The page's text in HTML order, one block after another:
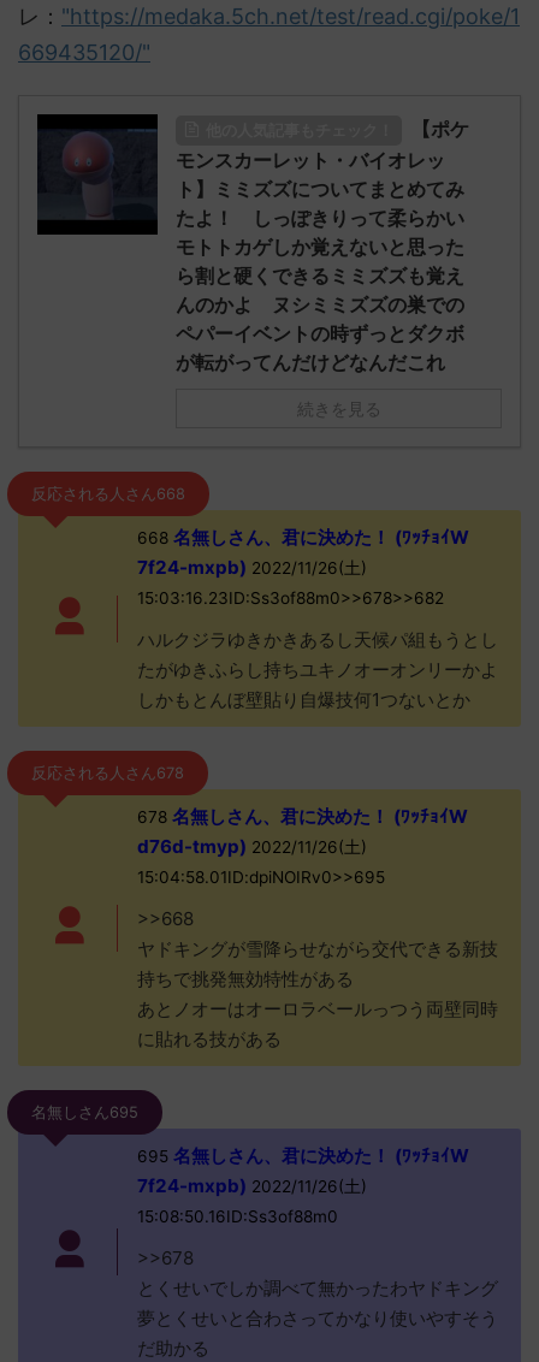
レ： "https://medaka.5ch.net/test/read.cgi/poke/1
669435120/"
【ポケ
モンスカーレット・バイオレッ
ト】ミミズズについてまとめてみ
たよ！ しっぽきりって柔らかい
モトトカゲしか覚えないと思った
ら割と硬くできるミミズズも覚え
んのかよ ヌシミミズズの巣での
ペパーイベントの時ずっとダクボ
が転がってんだけどなんだこれ
続きを見る
反応される人さん668
668名無しさん、君に決めた！ (ﾜｯﾁｮｲW
7f24-mxpb) 2022/11/26(土)
15:03:16.23ID:Ss3of88m0>>678>>682
ハルクジラゆきかきあるし天候パ組もうとし
たがゆきふらし持ちユキノオーオンリーかよ
しかもとんぼ壁貼り自爆技何1つないとか
反応される人さん678
678名無しさん、君に決めた！ (ﾜｯﾁｮｲW
d76d-tmyp) 2022/11/26(土)
15:04:58.01ID:dpiNOIRv0>>695
>>668
ヤドキングが雪降らせながら交代できる新技
持ちで挑発無効特性がある
あとノオーはオーロラベールっつう両壁同時
に貼れる技がある
名無しさん695
695名無しさん、君に決めた！ (ﾜｯﾁｮｲW
7f24-mxpb) 2022/11/26(土)
15:08:50.16ID:Ss3of88m0
>>678
とくせいでしか調べて無かったわヤドキング
夢とくせいと合わさってかなり使いやすそう
だ助かる